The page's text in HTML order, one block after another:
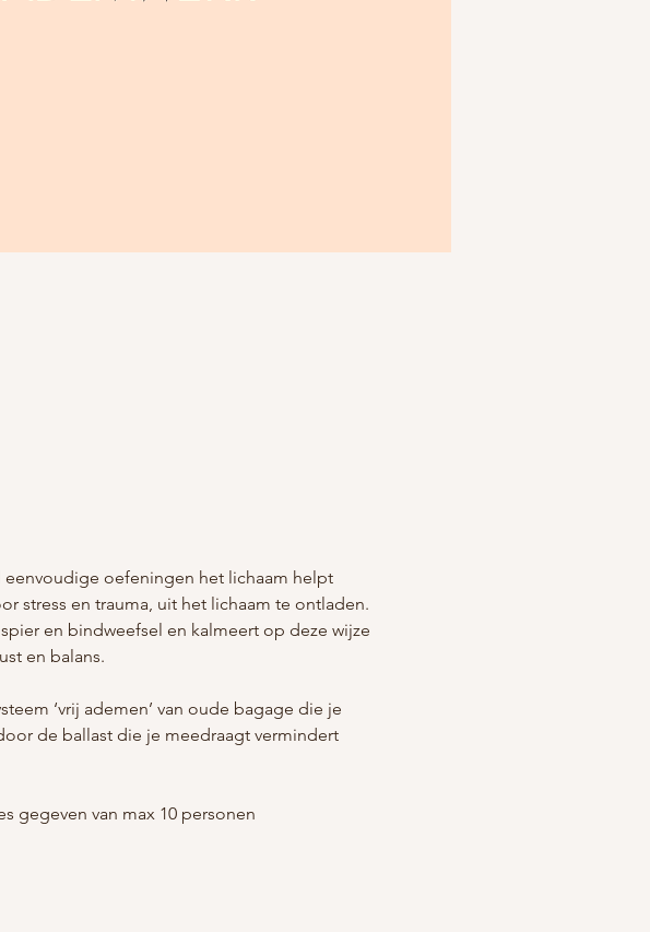
eenvoudige oefeningen het lichaam helpt
stress en trauma, uit het lichaam te ontladen.
en bindweefsel en kalmeert op deze wijze
en balans.
‘vrij ademen’ van oude bagage die je
de ballast die je meedraagt vermindert
gegeven van max 10 personen